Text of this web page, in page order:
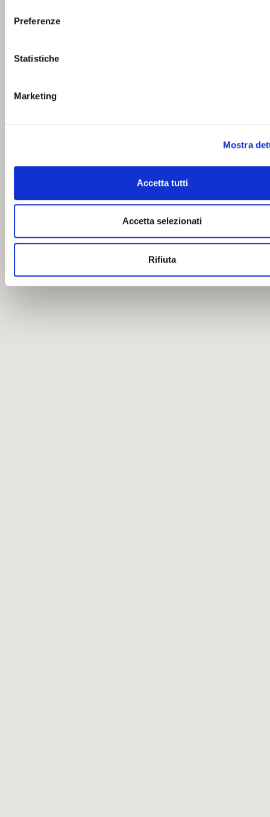
Preferenze
Statistiche
Marketing
Mostra
Accetta tutti
Accetta selezionati
Rifiuta